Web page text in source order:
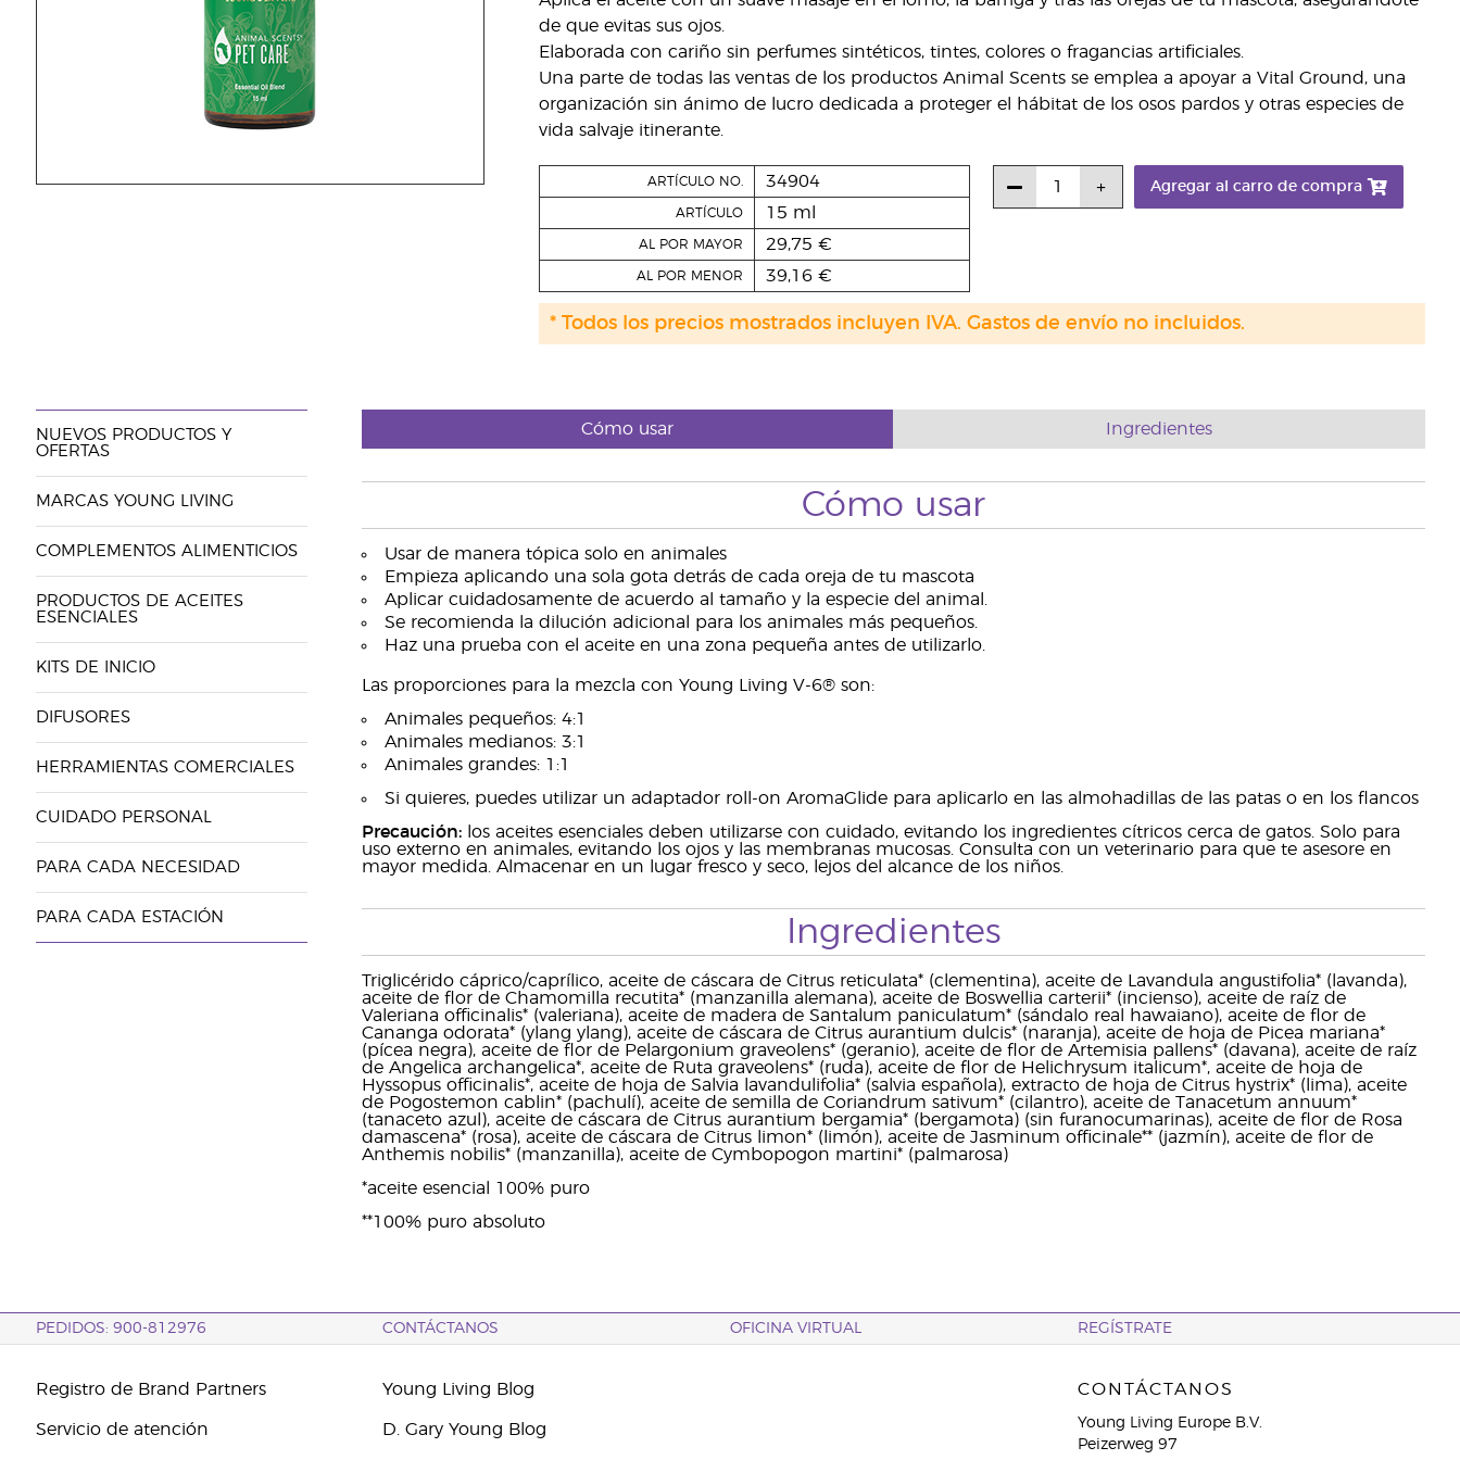
de que evitas sus ojos.
Elaborada con cariño sin perfumes sintéticos, tintes, colores o fragancias artificiales.
Una parte de todas las ventas de los productos Animal Scents se emplea a apoyar a Vital Ground, una
organización sin ánimo de lucro dedicada a proteger el hábitat de los osos pardos y otras especies de
vida salvaje itinerante.
ARTÍCULO NO. 34904
ARTÍCULO 15 ml
AL POR MAYOR 29,75 €
AL POR MENOR 39,16 €
Agregar al carro de compra
* Todos los precios mostrados incluyen IVA. Gastos de envío no incluidos.
NUEVOS PRODUCTOS Y
OFERTAS
MARCAS YOUNG LIVING
COMPLEMENTOS ALIMENTICIOS
PRODUCTOS DE ACEITES
ESENCIALES
KITS DE INICIO
DIFUSORES
HERRAMIENTAS COMERCIALES
CUIDADO PERSONAL
PARA CADA NECESIDAD
PARA CADA ESTACIÓN
Cómo usar Ingredientes
Cómo usar
Usar de manera tópica solo en animales
Empieza aplicando una sola gota detrás de cada oreja de tu mascota
Aplicar cuidadosamente de acuerdo al tamaño y la especie del animal.
Se recomienda la dilución adicional para los animales más pequeños.
Haz una prueba con el aceite en una zona pequeña antes de utilizarlo.
Las proporciones para la mezcla con Young Living V-6® son:
Animales pequeños: 4:1
Animales medianos: 3:1
Animales grandes: 1:1
Si quieres, puedes utilizar un adaptador roll-on AromaGlide para aplicarlo en las almohadillas de las patas o en los flancos
Precaución:los aceites esenciales deben utilizarse con cuidado, evitando los ingredientes cítricos cerca de gatos. Solo para
uso externo en animales, evitando los ojos y las membranas mucosas. Consulta con un veterinario para que te asesore en
mayor medida. Almacenar en un lugar fresco y seco, lejos del alcance de los niños.
Ingredientes
Triglicérido cáprico/caprílico, aceite de cáscara de Citrus reticulata* (clementina), aceite de Lavandula angustifolia* (lavanda),
aceite de flor de Chamomilla recutita* (manzanilla alemana), aceite de Boswellia carterii* (incienso), aceite de raíz de
Valeriana officinalis* (valeriana), aceite de madera de Santalum paniculatum* (sándalo real hawaiano), aceite de flor de
Cananga odorata* (ylang ylang), aceite de cáscara de Citrus aurantium dulcis* (naranja), aceite de hoja de Picea mariana*
(pícea negra), aceite de flor de Pelargonium graveolens* (geranio), aceite de flor de Artemisia pallens* (davana), aceite de raíz
de Angelica archangelica*, aceite de Ruta graveolens* (ruda), aceite de flor de Helichrysum italicum*, aceite de hoja de
Hyssopus officinalis*, aceite de hoja de Salvia lavandulifolia* (salvia española), extracto de hoja de Citrus hystrix* (lima), aceite
de Pogostemon cablin* (pachulí), aceite de semilla de Coriandrum sativum* (cilantro), aceite de Tanacetum annuum*
(tanaceto azul), aceite de cáscara de Citrus aurantium bergamia* (bergamota) (sin furanocumarinas), aceite de flor de Rosa
damascena* (rosa), aceite de cáscara de Citrus limon* (limón), aceite de Jasminum officinale** (jazmín), aceite de flor de
Anthemis nobilis* (manzanilla), aceite de Cymbopogon martini* (palmarosa)
*aceite esencial 100% puro
**100% puro absoluto
PEDIDOS: 900-812976 CONTÁCTANOS OFICINA VIRTUAL REGÍSTRATE
Registro de Brand Partners
Servicio de atención
Young Living Blog
D. Gary Young Blog
CONTÁCTANOS
Young Living Europe B.V.
Peizerweg 97